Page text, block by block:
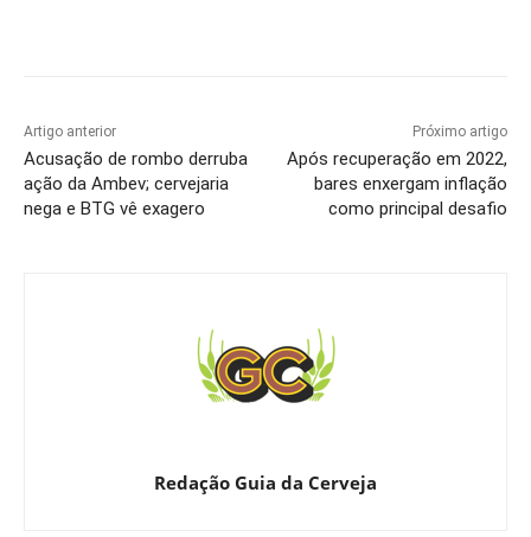
Artigo anterior
Acusação de rombo derruba
ação da Ambev; cervejaria
nega e BTG vê exagero
Próximo artigo
Após recuperação em 2022,
bares enxergam inflação
como principal desafio
Redação Guia da Cerveja